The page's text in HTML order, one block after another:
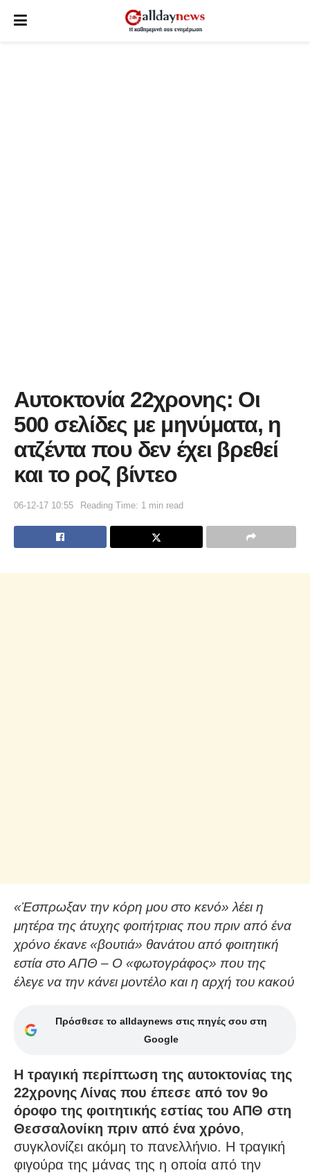
Αυτοκτονία 22χρονης: Οι
500 σελίδες με μηνύματα, η
ατζέντα που δεν έχει βρεθεί
και το ροζ βίντεο
06-12-17 10:55 Reading Time: 1 min read
«Έσπρωξαν την κόρη μου στο κενό» λέει η
μητέρα της άτυχης φοιτήτριας που πριν από ένα
χρόνο έκανε «βουτιά» θανάτου από φοιτητική
εστία στο ΑΠΘ – Ο «φωτογράφος» που της
έλεγε να την κάνει μοντέλο και η αρχή του κακού
Πρόσθεσε το alldaynews στις πηγές σου στη
Google
Η τραγική περίπτωση της αυτοκτονίας της
22χρονης Λίνας που έπεσε από τον 9ο
όροφο της φοιτητικής εστίας του ΑΠΘ στη
Θεσσαλονίκη πριν από ένα χρόνο,
συγκλονίζει ακόμη το πανελλήνιο. Η τραγική
φιγούρα της μάνας της η οποία από την